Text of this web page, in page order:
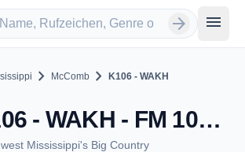
arrow_forward menu
chevron_right McComb chevron_right K106 - WAKH
K106 - WAKH - FM 105.7 - McComb, MS
Mississippi's Big Country